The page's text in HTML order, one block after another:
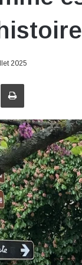
2025
par email Imprimer